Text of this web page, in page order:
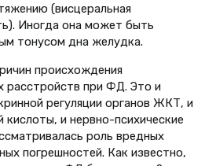
(висцеральная
Иногда она может быть
тонусом дна желудка.
происхождения
расстройств при ФД. Это и
регуляции органов ЖКТ, и
кислоты, и нервно-психические
роль вредных
погрешностей. Как известно,